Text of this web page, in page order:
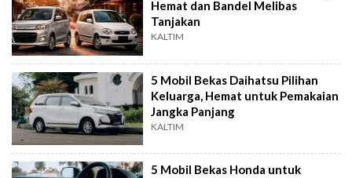
Hemat dan Bandel Melibas
Tanjakan
KALTIM
5 Mobil Bekas Daihatsu Pilihan
Keluarga, Hemat untuk Pemakaian
Jangka Panjang
KALTIM
5 Mobil Bekas Honda untuk